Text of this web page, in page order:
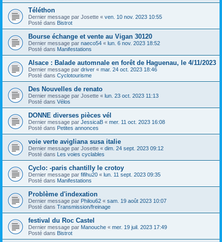
Téléthon
Dernier message par Josette « ven. 10 nov. 2023 10:55
Posté dans Bistrot
Bourse échange et vente au Vigan 30120
Dernier message par naeco54 « lun. 6 nov. 2023 18:52
Posté dans Manifestations
Alsace : Balade automnale en forêt de Haguenau, le 4/11/2023
Dernier message par driver « mar. 24 oct. 2023 18:46
Posté dans Cyclotourisme
Des Nouvelles de renato
Dernier message par Josette « lun. 23 oct. 2023 11:13
Posté dans Vélos
DONNE diverses pièces vél
Dernier message par JessicaB « mer. 11 oct. 2023 16:08
Posté dans Petites annonces
voie verte avigliana susa italie
Dernier message par Josette « dim. 24 sept. 2023 09:12
Posté dans Les voies cyclables
Cyclo: -paris chantilly le crotoy
Dernier message par fifihu20 « lun. 11 sept. 2023 09:35
Posté dans Manifestations
Problème d'indexation
Dernier message par Philou62 « sam. 19 août 2023 10:07
Posté dans Transmission/freinage
festival du Roc Castel
Dernier message par Manouche « mer. 19 juil. 2023 17:49
Posté dans Bistrot